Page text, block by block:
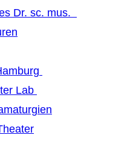
Dr. sc. mus.
Lab